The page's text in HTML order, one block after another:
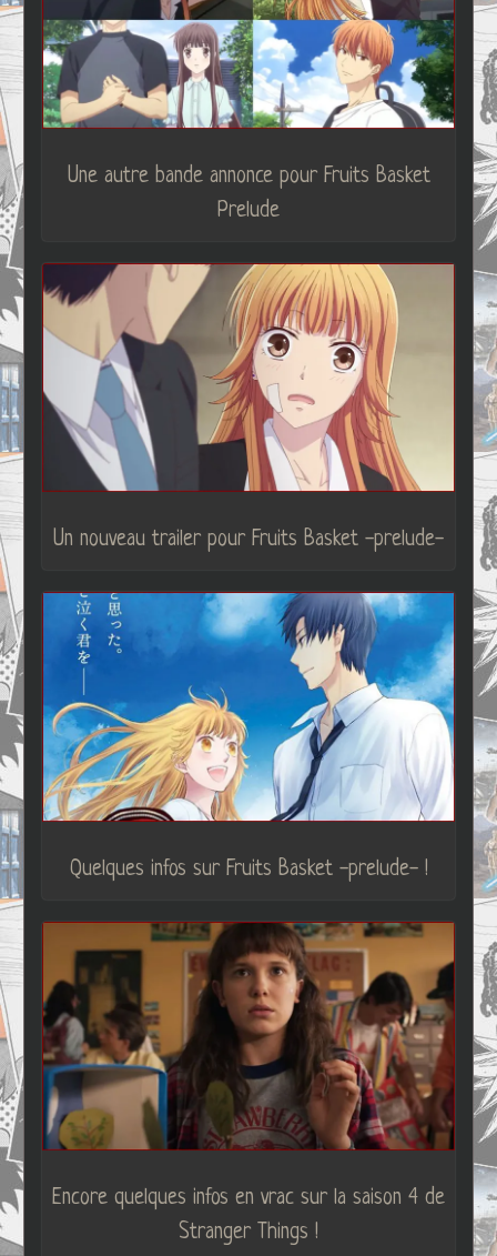
Une autre bande annonce pour Fruits Basket
Prelude
Un nouveau trailer pour Fruits Basket -prelude-
Quelques infos sur Fruits Basket -prelude- !
Encore quelques infos en vrac sur la saison 4 de
Stranger Things !